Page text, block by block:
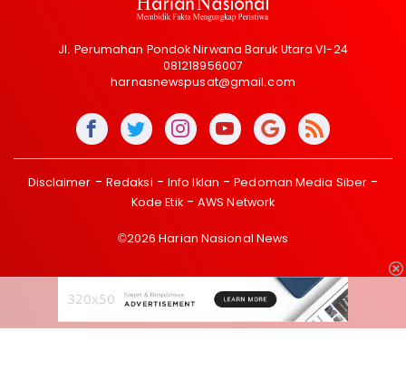
Jl. Perumahan Pondok Nirwana Baruk Utara VI-24
081218956007
harnasnewspusat@gmail.com
Disclaimer Redaksi Info Iklan
Pedoman Media Siber
Kode Etik
AWS Network
©2026 Harian Nasional News